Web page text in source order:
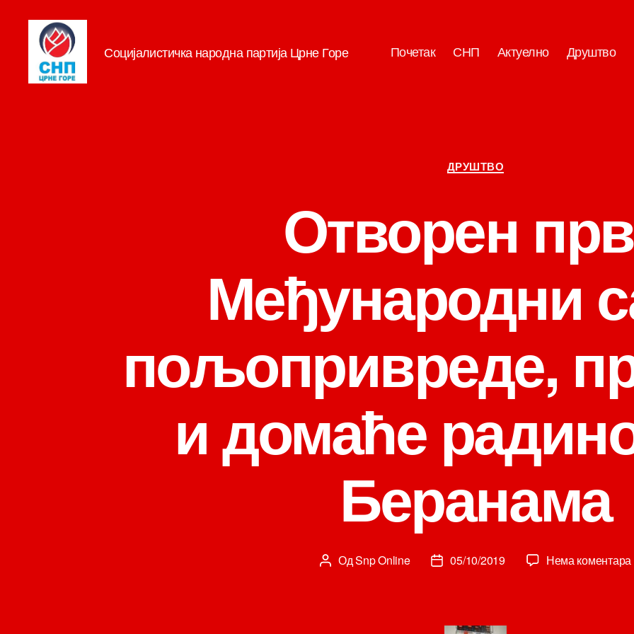
Социјалистичка народна партија Црне Горе Почетак СНП Актуелно Друштво
Категорије
ДРУШТВО
Отворен
Међународни
пољопривреде,
и домаће
Беранама
Аутор
ОдSnp Online
Датум
05/10/2019 Нема коментара